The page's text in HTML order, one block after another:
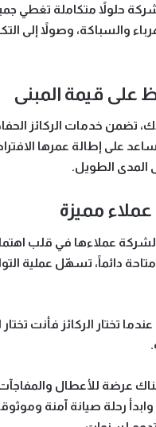
حلولاً متكاملة تغطي
والسباكة، وصولاً إلى
على قيمة المبنى
، تضمن خدمات الركائز
على إطالة عمرها
المدى الطويل.
مميزة
عملاءها في قلب
دائماً، تسهّل عملية
عندما تختار الركائز فأنت تختار
عرضة للأعطال
وابدأ رحلة صيانة آمنة